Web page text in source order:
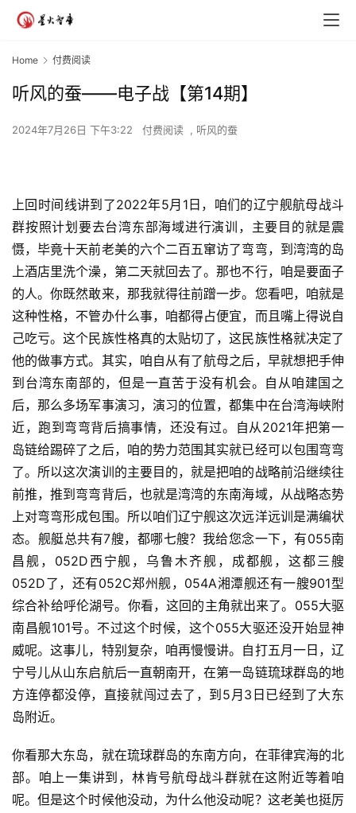
Home 付费阅读
听风的蚕——电子战【第14期】
2024年7月26日 下午3:22 付费阅读 , 听风的蚕
上回时间线讲到了2022年5月1日，咱们的辽宁舰航母战斗
群按照计划要去台湾东部海域进行演训，主要目的就是震
慑，毕竟十天前老美的六个二百五窜访了弯弯，到湾湾的岛
上酒店里洗个澡，第二天就回去了。那也不行，咱是要面子
的人。你既然敢来，那我就得往前蹭一步。您看吧，咱就是
这种性格，不管办什么事，咱都得占便宜，而且嘴上得说自
己吃亏。这个民族性格真的太贴切了，这民族性格就决定了
他的做事方式。其实，咱自从有了航母之后，早就想把手伸
到台湾东南部的，但是一直苦于没有机会。自从咱建国之
后，那么多场军事演习，演习的位置，都集中在台湾海峡附
近，跑到弯弯背后搞事情，还没有过。自从2021年把第一
岛链给踢碎了之后，咱的势力范围其实就已经可以包围弯弯
了。所以这次演训的主要目的，就是把咱的战略前沿继续往
前推，推到弯弯背后，也就是湾湾的东南海域，从战略态势
上对弯弯形成包围。所以咱们辽宁舰这次远洋远训是满编状
态。舰艇总共有7艘，都哪七艘？我给您念一下，有055南
昌舰，052D西宁舰，乌鲁木齐舰，成都舰，这都三艘
052D了，还有052C郑州舰，054A湘潭舰还有一艘901型
综合补给呼伦湖号。你看，这回的主角就出来了。055大驱
南昌舰101号。不过这个时候，这个055大驱还没开始显神
威呢。这事儿，特别复杂，咱再慢慢讲。自打五月一日，辽
宁号儿从山东启航后一直朝南开，在第一岛链琉球群岛的地
方连停都没停，直接就闯过去了，到5月3日已经到了大东
岛附近。
你看那大东岛，就在琉球群岛的东南方向，在菲律宾海的北
部。咱上一集讲到，林肯号航母战斗群就在这附近等着咱
呢。但是这个时候他没动，为什么他没动呢？这老美也挺厉